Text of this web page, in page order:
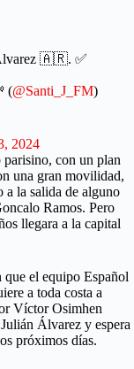
Alvarez 🇦🇷. ✅
(@Santi_J_FM)
2024
con un plan
una gran movilidad,
a la salida de alguno
Ramos. Pero
llegara a la capital
que el equipo Español
a toda costa a
Víctor Osimhen
Álvarez y espera
próximos días.